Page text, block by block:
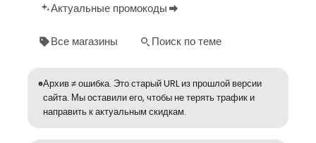
Актуальные промокоды
Все магазины Поиск по теме
Архив ≠ ошибка. Это старый URL из прошлой версии
сайта. Мы оставили его, чтобы не терять трафик и
направить к актуальным скидкам.